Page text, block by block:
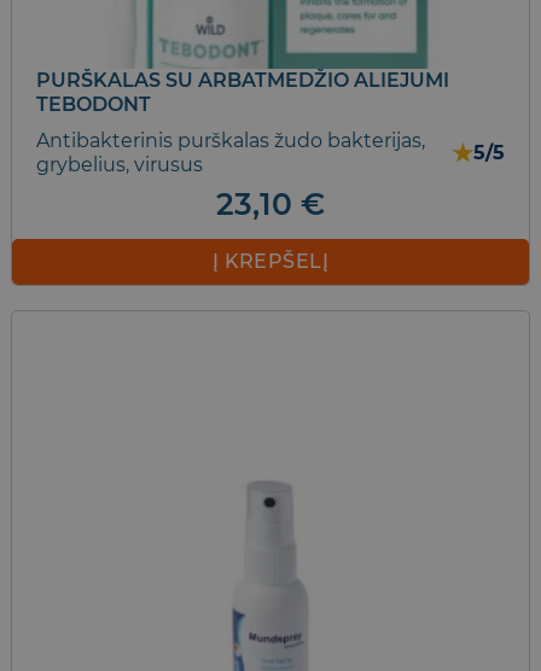
PURŠKALAS SU ARBATMEDŽIO ALIEJUMI
TEBODONT
Antibakterinis purškalas žudo bakterijas,
grybelius, virusus
★5/5
23,10 €
Į KREPŠELĮ